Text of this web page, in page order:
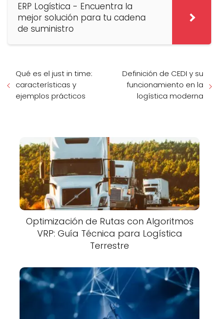
ERP Logística - Encuentra la
mejor solución para tu cadena
de suministro
Qué es el just in time:
características y
ejemplos prácticos
Definición de CEDI y su
funcionamiento en la
logística moderna
Optimización de Rutas con Algoritmos
VRP: Guía Técnica para Logística
Terrestre